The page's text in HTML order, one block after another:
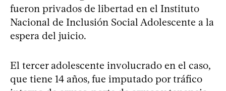
fueron privados de libertad en el Instituto
Nacional de Inclusión Social Adolescente a la
espera del juicio.
El tercer adolescente involucrado en el caso,
que tiene 14 años, fue imputado por tráfico